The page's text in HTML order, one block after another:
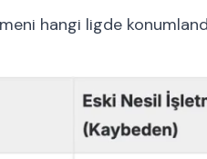
hangi ligde